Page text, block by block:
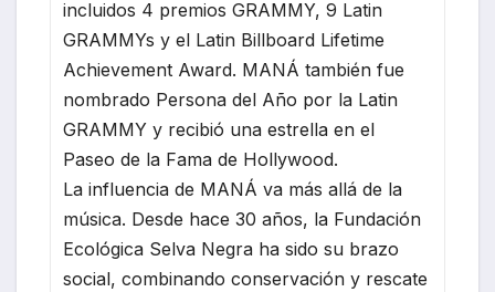
incluidos 4 premios GRAMMY, 9 Latin
GRAMMYs y el Latin Billboard Lifetime
Achievement Award. MANÁ también fue
nombrado Persona del Año por la Latin
GRAMMY y recibió una estrella en el
Paseo de la Fama de Hollywood.
La influencia de MANÁ va más allá de la
música. Desde hace 30 años, la Fundación
Ecológica Selva Negra ha sido su brazo
social, combinando conservación y rescate